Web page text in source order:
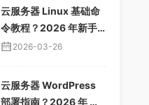
云服务器 Linux 基础命
令教程？2026 年新手
入门指南，常用命令大
2026-03-26
云服务器 WordPress
部署指南？2026 年 Wo